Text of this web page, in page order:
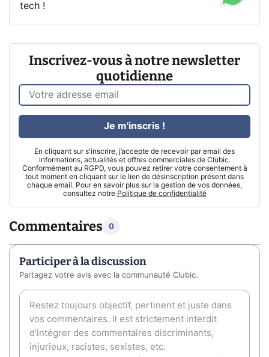
tech !
Inscrivez-vous à notre newsletter
quotidienne
En cliquant sur s'inscrire, j’accepte de recevoir par email des
informations, actualités et offres commerciales de Clubic.
Conformément au RGPD, vous pouvez retirer votre consentement à
tout moment en cliquant sur le lien de désinscription présent dans
chaque email. Pour en savoir plus sur la gestion de vos données,
consultez notre Politique de confidentialité
Je m'inscris !
Commentaires 0
Participer à la discussion
Partagez votre avis avec la communauté Clubic.